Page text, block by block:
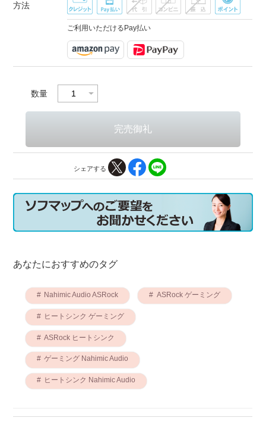
方法
ご利用いただけるPay払い
数量
シェアする
あなたにおすすめのタグ
Nahimic Audio ASRock ASRock ゲーミング
ヒートシンク ゲーミング
ASRock ヒートシンク
ゲーミング Nahimic Audio
ヒートシンク Nahimic Audio